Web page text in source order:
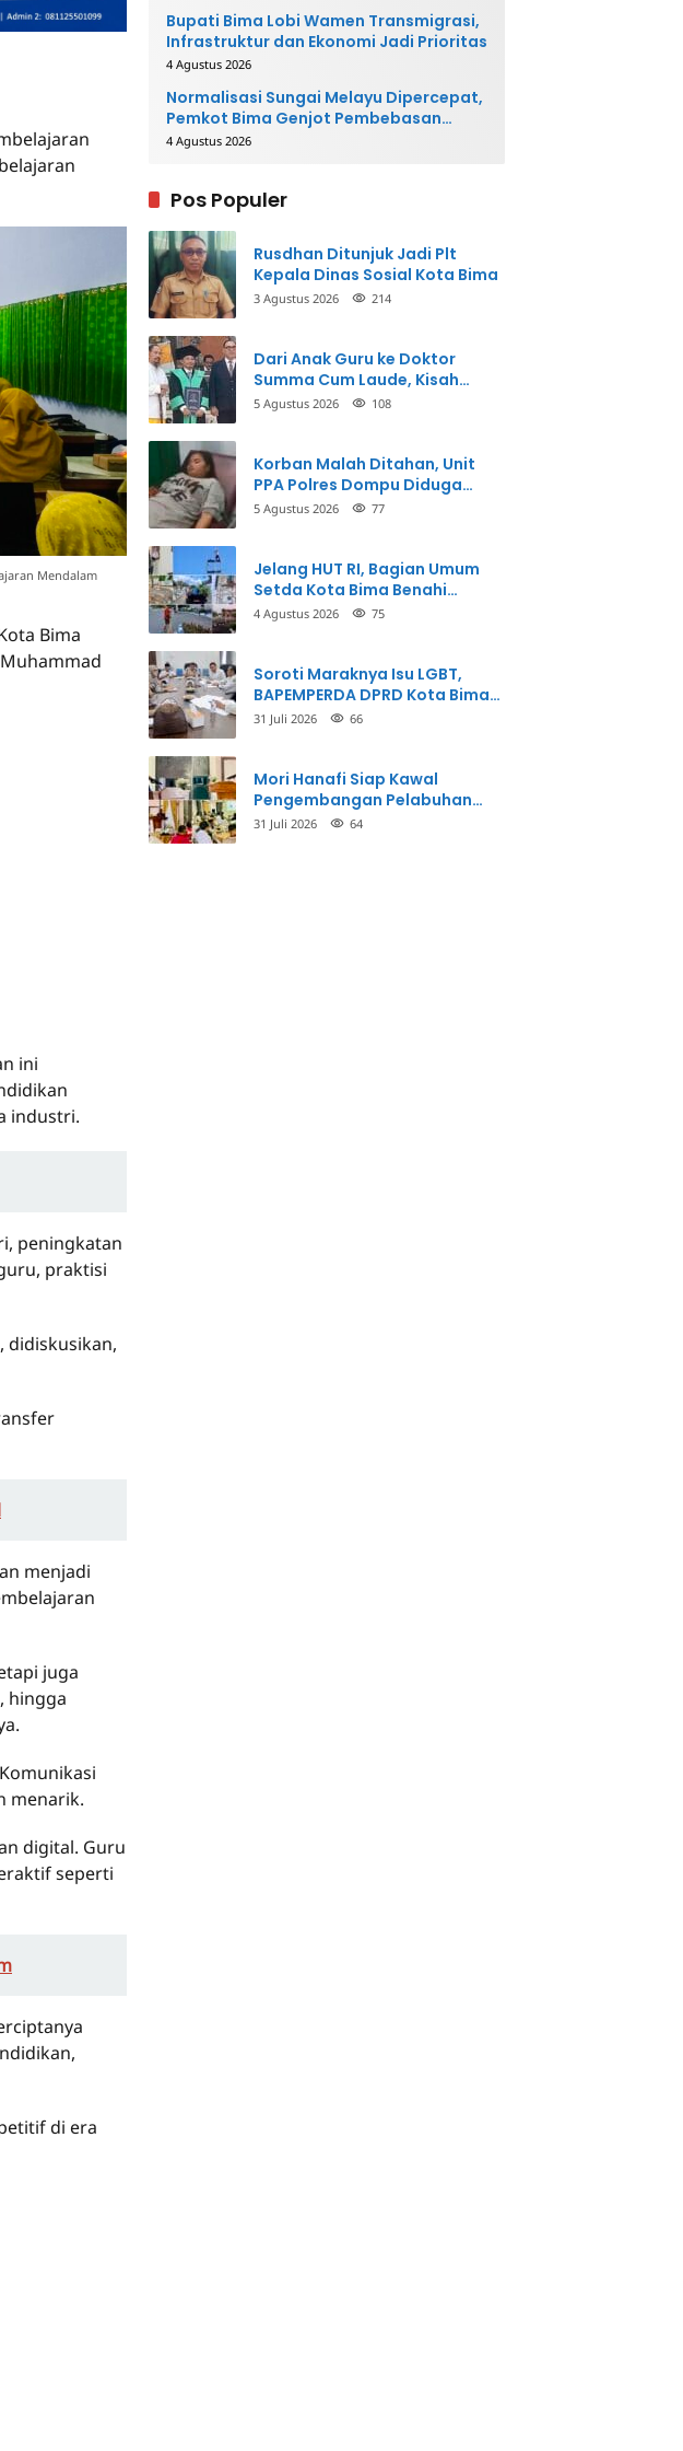
Mendalam
Bima
ini
industri.
peningkatan
praktisi
didiskusikan,
menjadi
juga
hingga
menarik.
digital. Guru
seperti
di era
Bupati Bima Lobi Wamen Transmigrasi,
Infrastruktur dan Ekonomi Jadi Prioritas
4 Agustus 2026
Normalisasi Sungai Melayu Dipercepat,
Pemkot Bima Genjot Pembebasan
Lahan
4 Agustus 2026
Pos Populer
Rusdhan Ditunjuk Jadi Plt
Kepala Dinas Sosial Kota Bima
3 Agustus 2026 214
Dari Anak Guru ke Doktor
Summa Cum Laude, Kisah
Taman Firdaus Menginspirasi
5 Agustus 2026 108
Korban Malah Ditahan, Unit
PPA Polres Dompu Diduga
Balikkan Fakta Kasus
5 Agustus 2026 77
Jelang HUT RI, Bagian Umum
Setda Kota Bima Benahi
Kantor Pemkot
4 Agustus 2026 75
Soroti Maraknya Isu LGBT,
BAPEMPERDA DPRD Kota Bima
Mulai Bahas Rancangan Perda
31 Juli 2026 66
Mori Hanafi Siap Kawal
Pengembangan Pelabuhan
Bima, KSOP Usulkan Tambahan
31 Juli 2026 64